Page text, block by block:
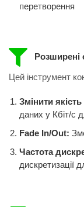
перетворення
Розширені
Цей інструмент
Змінити якість
даних у Кбіт/с
Fade In/Out:
Частота
дискретизації